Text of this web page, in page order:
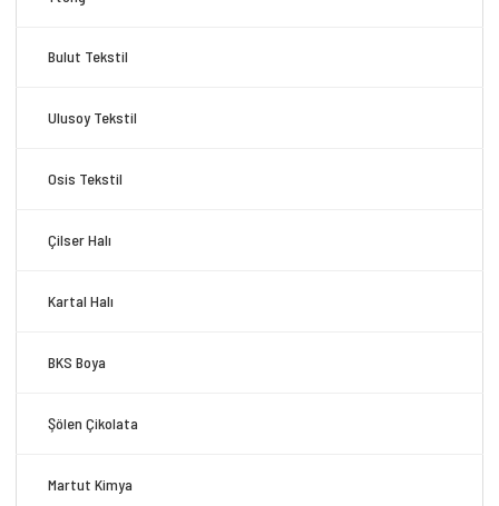
Bulut Tekstil
Ulusoy Tekstil
Osis Tekstil
Çilser Halı
Kartal Halı
BKS Boya
Şölen Çikolata
Martut Kimya